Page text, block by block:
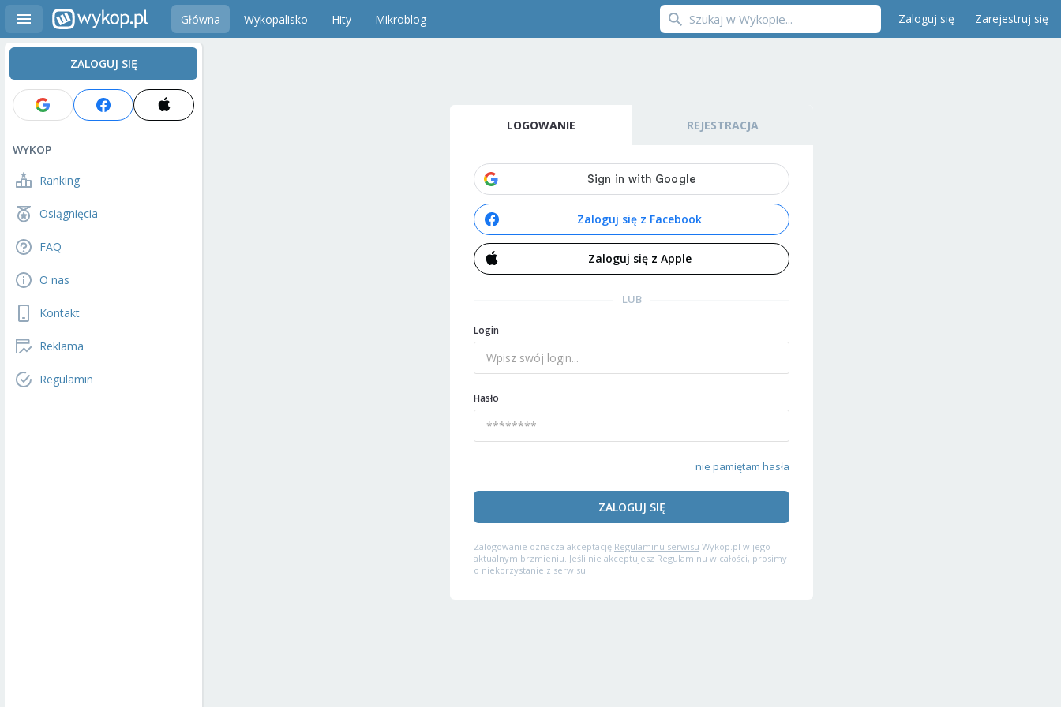
Główna Wykopalisko Hity Mikroblog Zaloguj się Zarejestruj się
ZALOGUJ SIĘ
WYKOP
Ranking
Osiągnięcia
FAQ
O nas
Kontakt
Reklama
Regulamin
LOGOWANIE REJESTRACJA
Zaloguj się z Facebook
Zaloguj się z Apple
LUB
Login
Hasło
nie pamiętam hasła
ZALOGUJ SIĘ
Zalogowanie oznacza akceptację Regulaminu serwisu Wykop.pl w jego
aktualnym brzmieniu. Jeśli nie akceptujesz Regulaminu w całości, prosimy
o niekorzystanie z serwisu.